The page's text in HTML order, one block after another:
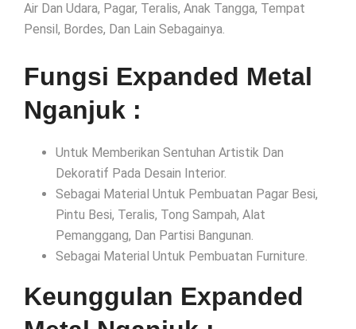
Air Dan Udara, Pagar, Teralis, Anak Tangga, Tempat
Pensil, Bordes, Dan Lain Sebagainya.
Fungsi Expanded Metal
Nganjuk :
Untuk Memberikan Sentuhan Artistik Dan
Dekoratif Pada Desain Interior.
Sebagai Material Untuk Pembuatan Pagar Besi,
Pintu Besi, Teralis, Tong Sampah, Alat
Pemanggang, Dan Partisi Bangunan.
Sebagai Material Untuk Pembuatan Furniture.
Keunggulan Expanded